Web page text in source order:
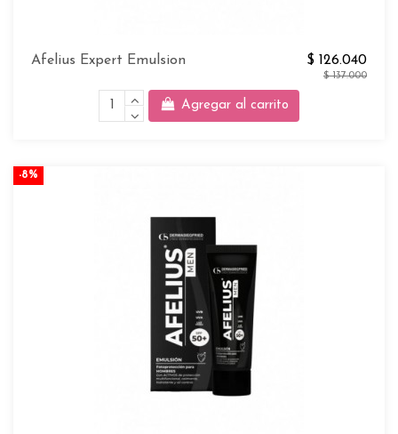
Afelius Expert Emulsion $ 126.040
$ 137.000
Agregar al carrito
-8%